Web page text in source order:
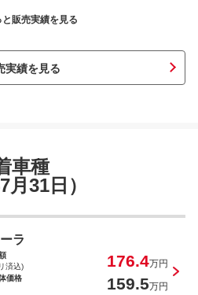
ンツ Ａ２００ｄ ＡＭＧライン
ラツーリング ハイブリッド Ｓ
と販売実績を見る
実績を見る
車種
月31日）
ラ
済込)
176.4万円
価格
159.5万円